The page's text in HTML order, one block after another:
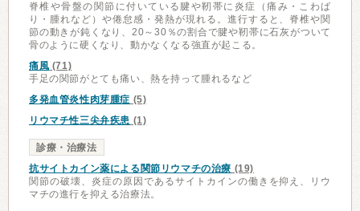
脊椎や骨盤の関節に付いている腱や靭帯に炎症（痛み・こわば
り・腫れなど）や倦怠感・発熱が現れる。進行すると、脊椎や関
節の動きが鈍くなり、20～30％の割合で腱や靭帯に石灰がついて
骨のように硬くなり、動かなくなる強直が起こる。
痛風 (71)
手足の関節がとても痛い、熱を持って腫れるなど
多発血管炎性肉芽腫症 (5)
リウマチ性三尖弁疾患 (1)
診療・治療法
抗サイトカイン薬による関節リウマチの治療 (19)
関節の破壊、炎症の原因であるサイトカインの働きを抑え、リウ
マチの進行を抑える治療法。